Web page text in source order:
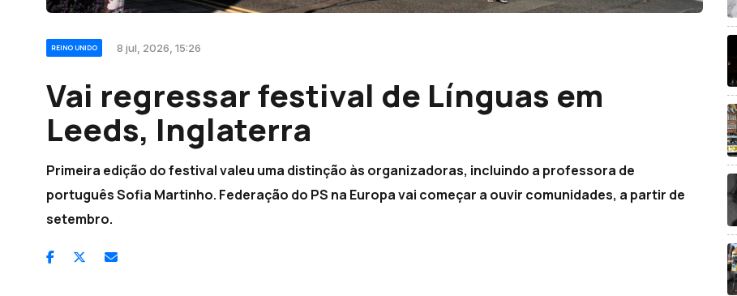
REINO UNIDO 8 jul, 2026, 15:26
Vai regressar festival de Línguas em
Leeds, Inglaterra
Primeira edição do festival valeu uma distinção às organizadoras, incluindo a professora de
português Sofia Martinho. Federação do PS na Europa vai começar a ouvir comunidades, a partir de
setembro.